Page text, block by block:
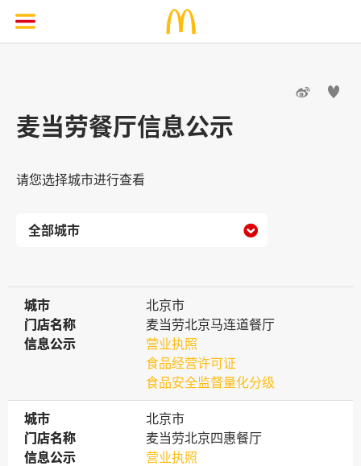
 
麦当劳餐厅信息公示
请您选择城市进行查看

城市
城市
北京市
门店名称
门店名称
麦当劳北京马连道餐厅
信息公示
信息公示
营业执照
食品经营许可证
食品安全监督量化分级
城市
城市
北京市
门店名称
门店名称
麦当劳北京四惠餐厅
信息公示
信息公示
营业执照